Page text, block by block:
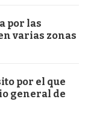
por las
varias zonas
por el que
general de